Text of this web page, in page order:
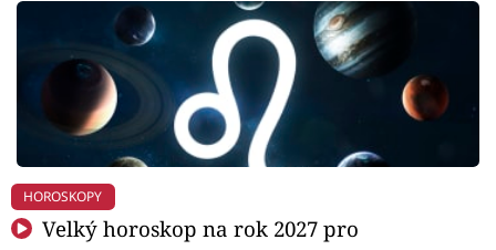
HOROSKOPY
Velký horoskop na rok 2027 pro